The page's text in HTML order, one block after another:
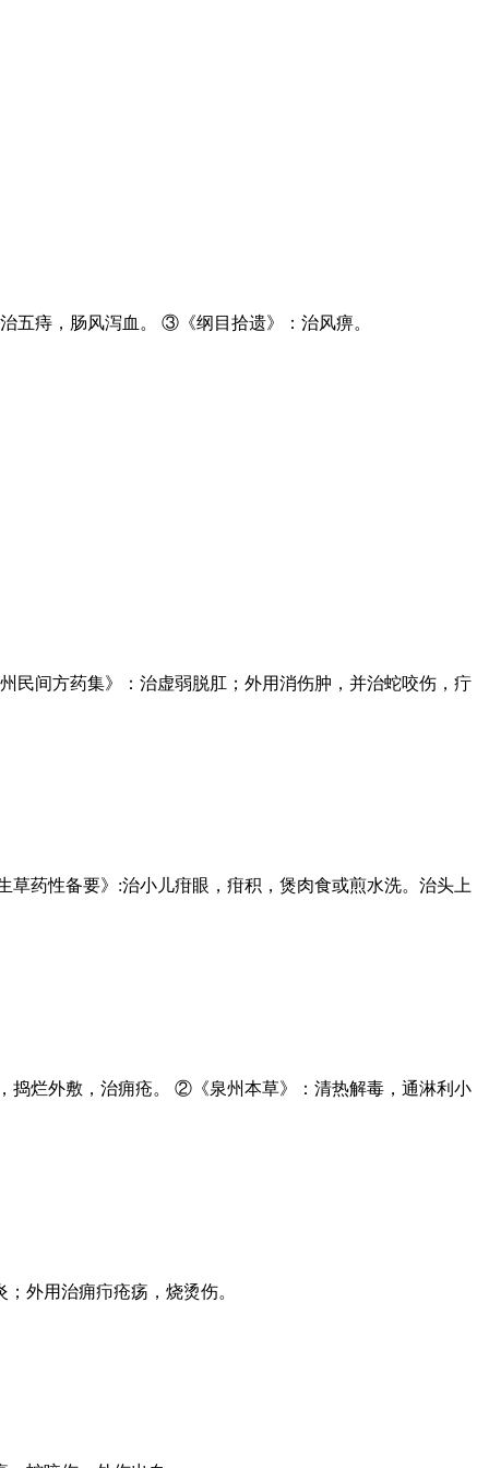
五痔，肠风泻血。 ③《纲目拾遗》：治风痹。
间方药集》：治虚弱脱肛；外用消伤肿，并治蛇咬伤，疔
药性备要》:治小儿疳眼，疳积，煲肉食或煎水洗。治头上
捣烂外敷，治痈疮。 ②《泉州本草》：清热解毒，通淋利小
外用治痈疖疮疡，烧烫伤。